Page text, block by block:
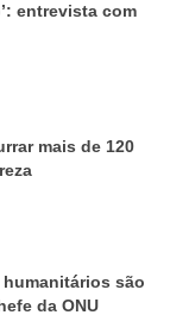
entrevista com
mais de 120
humanitários são
da ONU